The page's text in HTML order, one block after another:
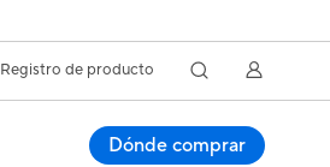
Registro de producto
Dónde comprar